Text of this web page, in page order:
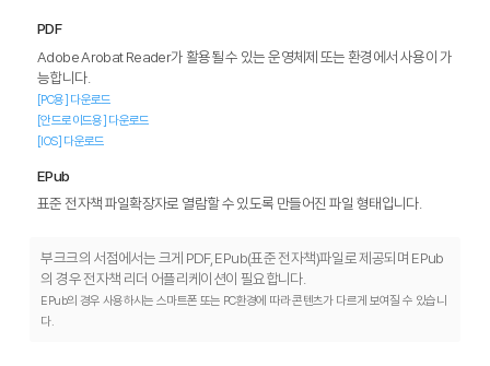
PDF
Adobe Arobat Reader가 활용될 수 있는 운영체제 또는 환경에서 사용이 가
능합니다.
[PC용] 다운로드
[안드로이드용] 다운로드
[IOS] 다운로드
EPub
표준 전자책 파일확장자로 열람할 수 있도록 만들어진 파일 형태입니다.
부크크의 서점에서는 크게 PDF, EPub(표준 전자책)파일로 제공되며 EPub
의 경우 전자책 리더 어플리케이션이 필요합니다.
EPub의 경우 사용하시는 스마트폰 또는 PC환경에 따라 콘텐츠가 다르게 보여질 수 있습니
다.